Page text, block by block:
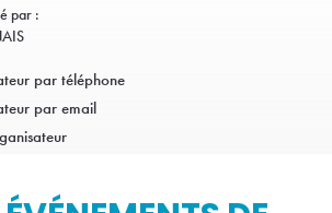
par :
par téléphone
par email